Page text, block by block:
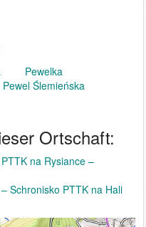
Pewelka
Pewel Ślemieńska
Ortschaft:
na Rysiance –
Schronisko PTTK na Hali